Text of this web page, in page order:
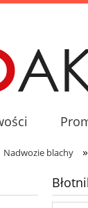
Nadwozie blachy »